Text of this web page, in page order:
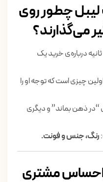
چطور روی
می‌گذارند؟
درباره‌ی خرید یک
چیزی است که توجه او را
ذهن بماند” و دیگری
رنگ، جنس و فونت.